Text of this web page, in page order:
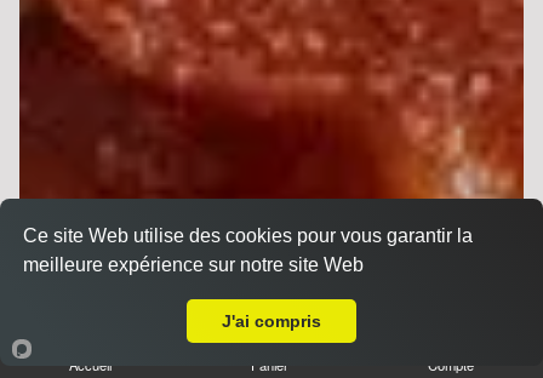
Accueil Panier Compte
Ce site Web utilise des cookies pour vous garantir la
meilleure expérience sur notre site Web
J'ai compris